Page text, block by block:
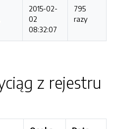
2015-02-
02
08:32:07
795
razy
z rejestru